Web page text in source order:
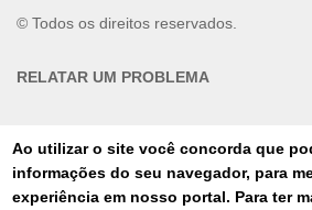
Ao utilizar o site você concorda que
informações do seu navegador, para
experiência em nosso portal. Para ter
© Todos os direitos reservados.
RELATAR UM PROBLEMA
PORTAL DE COMPRAS